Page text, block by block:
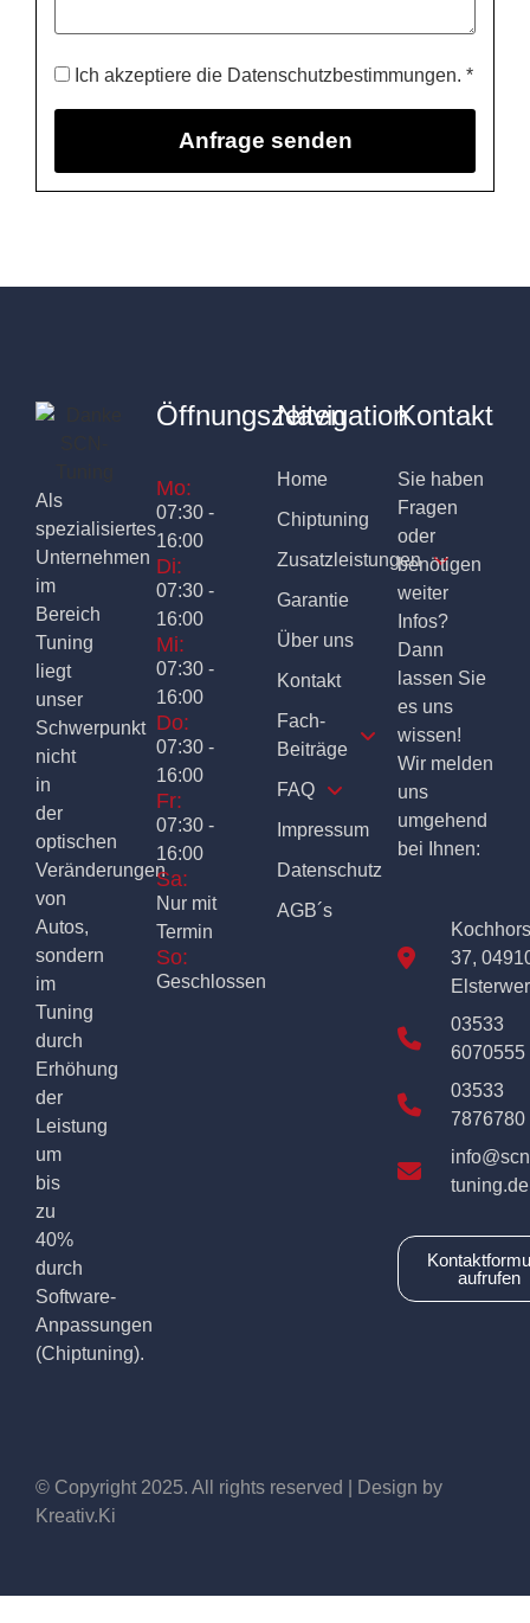
Ich akzeptiere die Datenschutzbestimmungen. *
Als
spezialisiertes
Unternehmen
im
Bereich
Tuning
liegt
unser
Schwerpunkt
nicht
in
der
optischen
Veränderungen
von
Autos,
sondern
im
Tuning
durch
Erhöhung
der
Leistung
um
bis
zu
40%
durch
Software-
Anpassungen
(Chiptuning).
Öffnungszeiten
Mo:
07:30 -
16:00
Di:
07:30 -
16:00
Mi:
07:30 -
16:00
Do:
07:30 -
16:00
Fr:
07:30 -
16:00
Sa:
Nur mit
Termin
So:
Geschlossen
Navigation
Home
Chiptuning
Zusatzleistungen
Garantie
Über uns
Kontakt
Fach-
Beiträge
FAQ
Impressum
Datenschutz
AGB´s
Kontakt
Sie haben
Fragen
oder
benötigen
weiter
Infos?
Dann
lassen Sie
es uns
wissen!
Wir melden
uns
umgehend
bei Ihnen:
37,
03533
6070555
03533
7876780
tuning.de
aufrufen
© Copyright 2025. All rights reserved | Design by
Kreativ.Ki